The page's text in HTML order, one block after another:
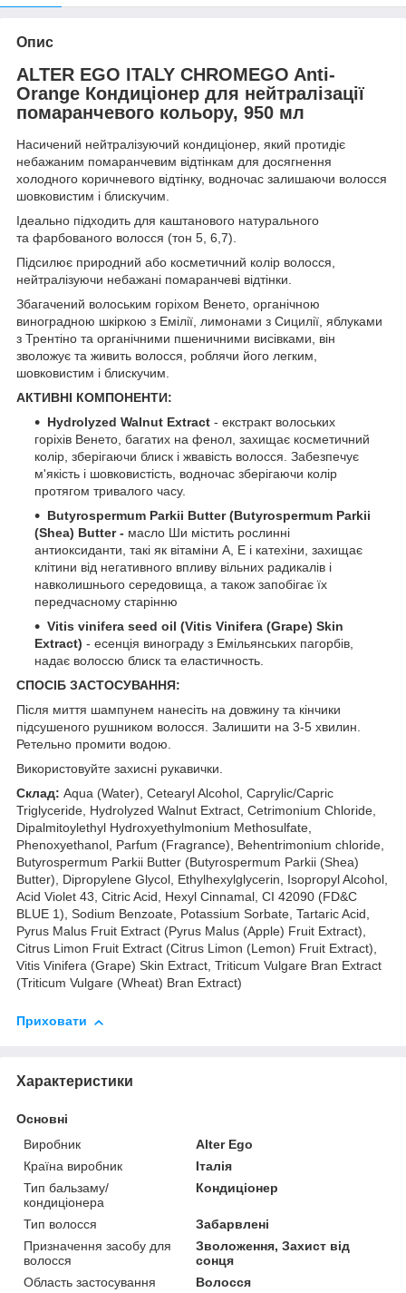
Опис
ALTER EGO ITALY CHROMEGO Anti-
Orange Кондиціонер для нейтралізації
помаранчевого кольору, 950 мл
Насичений нейтралізуючий кондиціонер, який протидіє
небажаним помаранчевим відтінкам для досягнення
холодного коричневого відтінку, водночас залишаючи волосся
шовковистим і блискучим.
Ідеально підходить для каштанового натурального
та фарбованого волосся (тон 5, 6,7).
Підсилює природний або косметичний колір волосся,
нейтралізуючи небажані помаранчеві відтінки.
Збагачений волоським горіхом Венето, органічною
виноградною шкіркою з Емілії, лимонами з Сицилії, яблуками
з Трентіно та органічними пшеничними висівками, він
зволожує та живить волосся, роблячи його легким,
шовковистим і блискучим.
АКТИВНІ КОМПОНЕНТИ:
Hydrolyzed Walnut Extract - екстракт волоських
горіхів Венето, багатих на фенол, захищає косметичний
колір, зберігаючи блиск і жвавість волосся. Забезпечує
м'якість і шовковистість, водночас зберігаючи колір
протягом тривалого часу.
Butyrospermum Parkii Butter (Butyrospermum Parkii
(Shea) Butter - масло Ши містить рослинні
антиоксиданти, такі як вітаміни A, E і катехіни, захищає
клітини від негативного впливу вільних радикалів і
навколишнього середовища, а також запобігає їх
передчасному старінню
Vitis vinifera seed oil (Vitis Vinifera (Grape) Skin
Extract) - есенція винограду з Емільянських пагорбів,
надає волоссю блиск та еластичность.
СПОСІБ ЗАСТОСУВАННЯ:
Після миття шампунем нанесіть на довжину та кінчики
підсушеного рушником волосся. Залишити на 3-5 хвилин.
Ретельно промити водою.
Використовуйте захисні рукавички.
Склад: Aqua (Water), Cetearyl Alcohol, Caprylic/Capric
Triglyceride, Hydrolyzed Walnut Extract, Cetrimonium Chloride,
Dipalmitoylethyl Hydroxyethylmonium Methosulfate,
Phenoxyethanol, Parfum (Fragrance), Behentrimonium chloride,
Butyrospermum Parkii Butter (Butyrospermum Parkii (Shea)
Butter), Dipropylene Glycol, Ethylhexylglycerin, Isopropyl Alcohol,
Acid Violet 43, Citric Acid, Hexyl Cinnamal, CI 42090 (FD&C
BLUE 1), Sodium Benzoate, Potassium Sorbate, Tartaric Acid,
Pyrus Malus Fruit Extract (Pyrus Malus (Apple) Fruit Extract),
Citrus Limon Fruit Extract (Citrus Limon (Lemon) Fruit Extract),
Vitis Vinifera (Grape) Skin Extract, Triticum Vulgare Bran Extract
(Triticum Vulgare (Wheat) Bran Extract)
Приховати
Характеристики
Основні
Виробник
Alter Ego
Країна виробник
Італія
Тип бальзаму/
кондиціонера
Кондиціонер
Тип волосся
Забарвлені
Призначення засобу для
волосся
Зволоження, Захист від
сонця
Область застосування
Волосся